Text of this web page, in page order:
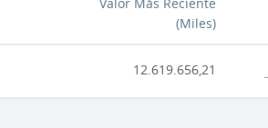
Valor Más Reciente
(Miles)
12.619.656,21